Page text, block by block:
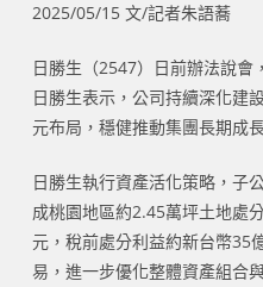
2025/05/15 文/記者朱語蕎
日勝生（2547）日前辦法說會
日勝生表示，公司持續深化建
元布局，穩健推動集團長期成
日勝生執行資產活化策略，子
成桃園地區約2.45萬坪土地處
元，稅前處分利益約新台幣35
易，進一步優化整體資產組合